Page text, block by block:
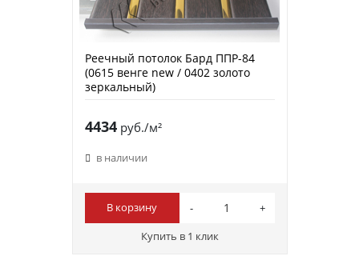
Реечный потолок Бард ППР-84
(0615 венге new / 0402 золото
зеркальный)
4434руб./м²
в наличии
В корзину
Купить в 1 клик